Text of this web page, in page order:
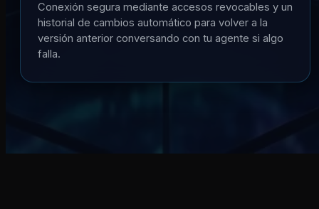
Conexión segura mediante accesos revocables y un
historial de cambios automático para volver a la
versión anterior conversando con tu agente si algo
falla.